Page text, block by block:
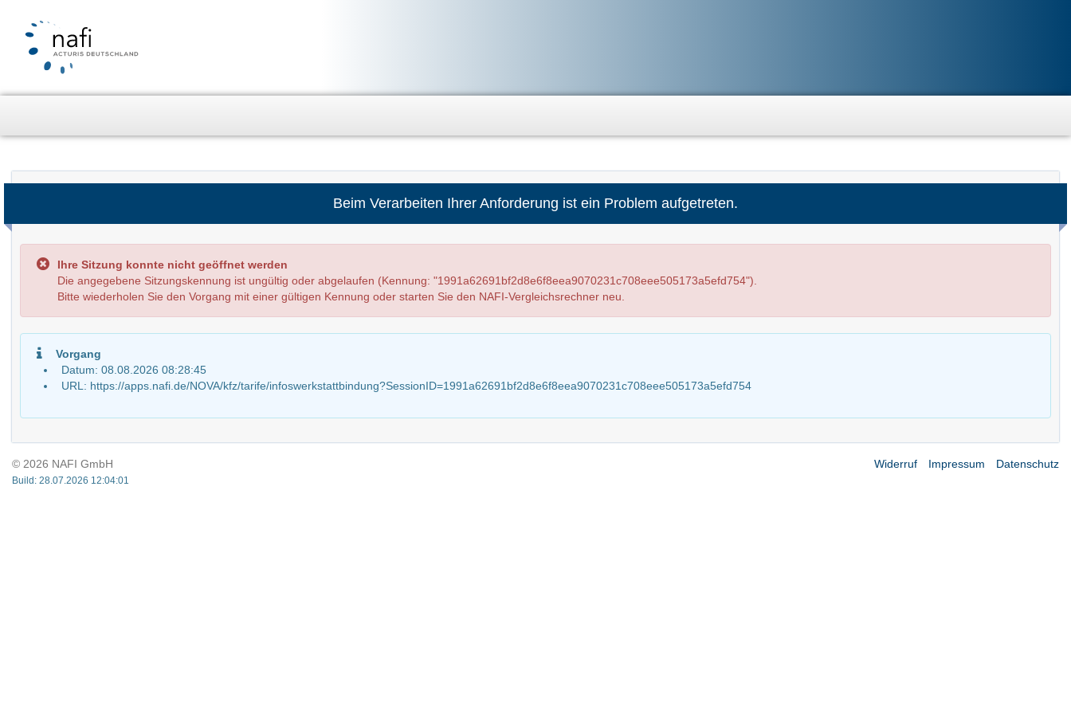
Beim Verarbeiten Ihrer Anforderung ist ein Problem aufgetreten.
Ihre Sitzung konnte nicht geöffnet werden
Die angegebene Sitzungskennung ist ungültig oder abgelaufen (Kennung: "1991a62691bf2d8e6f8eea9070231c708eee505173a5efd754").
Bitte wiederholen Sie den Vorgang mit einer gültigen Kennung oder starten Sie den NAFI-Vergleichsrechner neu.
Vorgang
Datum: 08.08.2026 08:28:45
URL: https://apps.nafi.de/NOVA/kfz/tarife/infoswerkstattbindung?SessionID=1991a62691bf2d8e6f8eea9070231c708eee505173a5efd754
© 2026 NAFI GmbH
Build: 28.07.2026 12:04:01
Widerruf Impressum Datenschutz